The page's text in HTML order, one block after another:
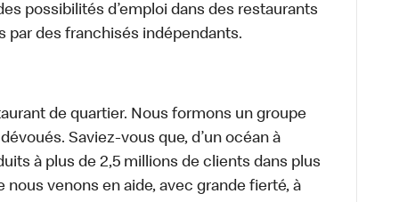
possibilités d’emploi dans des restaurants
par des franchisés indépendants.
de quartier. Nous formons un groupe
Saviez-vous que, d’un océan à
à plus de 2,5 millions de clients dans plus
venons en aide, avec grande fierté, à